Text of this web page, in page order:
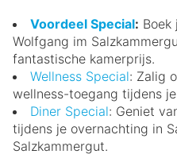
Voordeel Special:
Wolfgang im
fantastische kamerprijs.
Wellness Special: Zalig
wellness-toegang tijdens
Diner Special: Geniet
tijdens je overnachting in
Salzkammergut.